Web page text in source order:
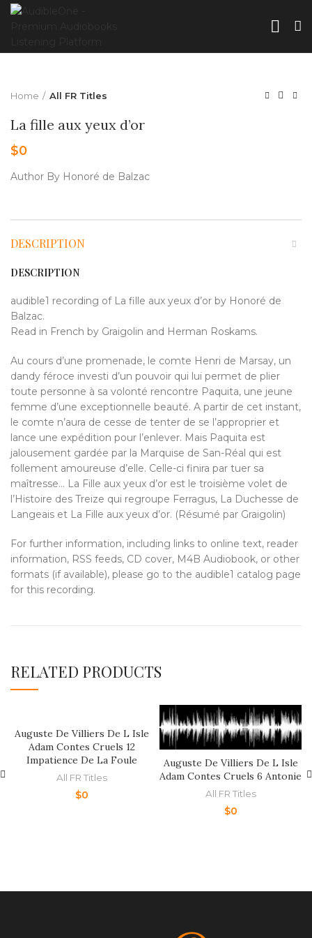
Home All FR Titles
La fille aux yeux d’or
$0
Author By Honoré de Balzac
DESCRIPTION
DESCRIPTION
audible1 recording of La fille aux yeux d’or by Honoré de
Balzac.
Read in French by Graigolin and Herman Roskams.
Au cours d’une promenade, le comte Henri de Marsay, un
dandy féroce investi d’un pouvoir qui lui permet de plier
toute personne à sa volonté rencontre Paquita, une jeune
femme d’une exceptionnelle beauté. A partir de cet instant,
le comte n’aura de cesse de tenter de se l’approprier et
lance une expédition pour l’enlever. Mais Paquita est
jalousement gardée par la Marquise de San-Réal qui est
follement amoureuse d’elle. Celle-ci finira par tuer sa
maîtresse… La Fille aux yeux d’or est le troisième volet de
l’Histoire des Treize qui regroupe Ferragus, La Duchesse de
Langeais et La Fille aux yeux d’or. (Résumé par Graigolin)
For further information, including links to online text, reader
information, RSS feeds, CD cover, M4B Audiobook, or other
formats (if available), please go to the audible1 catalog page
for this recording.
RELATED PRODUCTS
Auguste De Villiers De L Isle
Adam Contes Cruels 12
Impatience De La Foule
All FR Titles
$0
Auguste De Villiers De L Isle
Adam Contes Cruels 6 Antonie
All FR Titles
$0